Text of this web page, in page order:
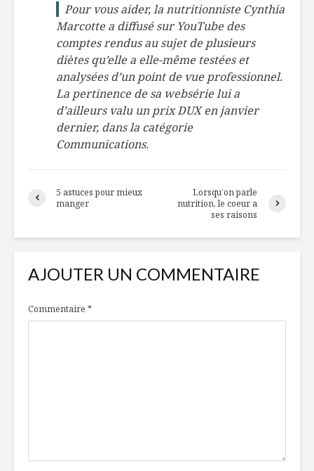
Pour vous aider,la nutritionniste Cynthia
Marcotte a diffusé sur YouTube des
comptes rendus au sujet de plusieurs
diètes qu’elle a elle-même testées et
analysées d’un point de vue professionnel.
La pertinence de sa websérie lui a
d’ailleurs valu un prix DUX en janvier
dernier, dans la catégorie
Communications.
5 astuces pour mieux
manger
Lorsqu’on parle
nutrition, le coeur a
ses raisons
AJOUTER UN COMMENTAIRE
Commentaire *